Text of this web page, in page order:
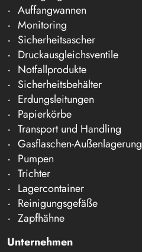
Auffangwannen
Monitoring
Sicherheitsascher
Druckausgleichsventile
Notfallprodukte
Sicherheitsbehälter
Erdungsleitungen
Papierkörbe
Transport und Handling
Gasflaschen-Außenlagerung
Pumpen
Trichter
Lagercontainer
Reinigungsgefäße
Zapfhähne
Unternehmen